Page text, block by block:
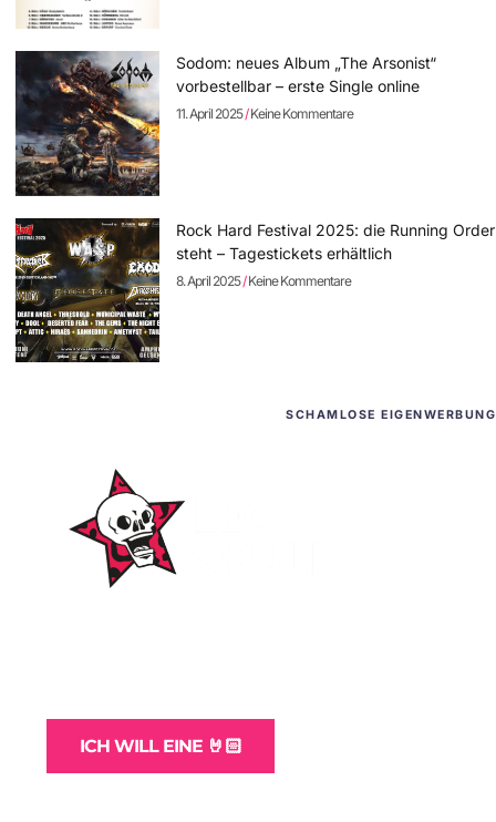
Sodom: neues Album „The Arsonist“
vorbestellbar – erste Single online
11. April 2025 Keine Kommentare
Rock Hard Festival 2025: die Running Order
steht – Tagestickets erhältlich
8. April 2025 Keine Kommentare
SCHAMLOSE EIGENWERBUNG
ICH WILL EINE 🤘🏻